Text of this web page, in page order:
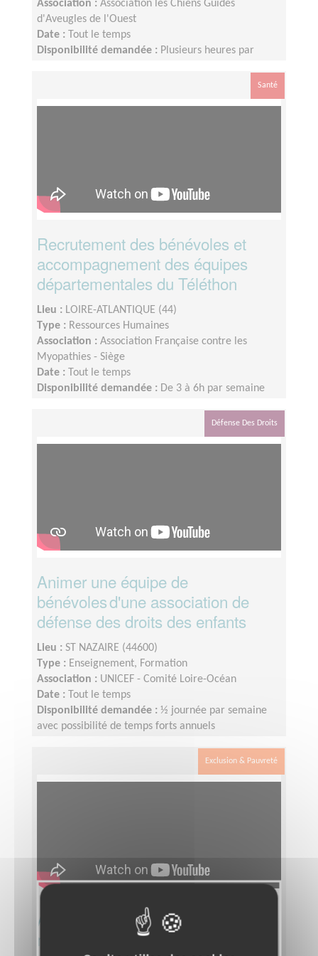
Association : Association les Chiens Guides
d'Aveugles de l'Ouest
Date :
Tout le temps
Disponibilité demandée : Plusieurs heures par
Santé
Recrutement des bénévoles et
accompagnement des équipes
départementales du Téléthon
Lieu : LOIRE-ATLANTIQUE (44)
Type : Ressources Humaines
Association : Association Française contre les
Myopathies - Siège
Date :
Tout le temps
Disponibilité demandée : De 3 à 6h par semaine
Défense Des Droits
Animer une équipe de
bénévoles d'une association de
défense des droits des enfants
Lieu : ST NAZAIRE (44600)
Type : Enseignement, Formation
Association : UNICEF - Comité Loire-Océan
Date :
Tout le temps
Disponibilité demandée : ½ journée par semaine
avec possibilité de temps forts annuels
Exclusion & Pauvreté
Accompagner des personnes
malades et en fin de vie NANTES